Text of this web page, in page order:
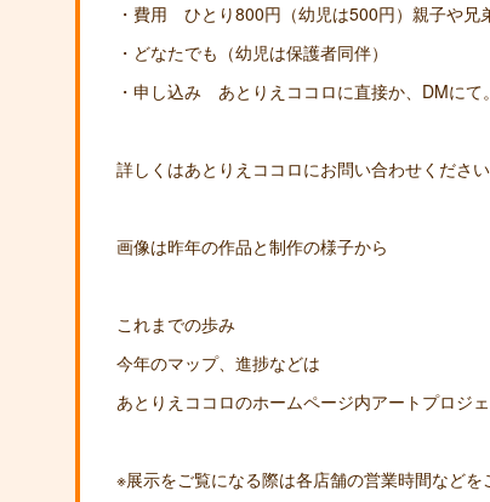
・費用 ひとり800円（幼児は500円）親子や兄
・どなたでも（幼児は保護者同伴）
・申し込み あとりえココロに直接か、DMにて
詳しくはあとりえココロにお問い合わせください
画像は昨年の作品と制作の様子から
これまでの歩み
今年のマップ、進捗などは
あとりえココロのホームページ内アートプロジ
※展示をご覧になる際は各店舗の営業時間などを